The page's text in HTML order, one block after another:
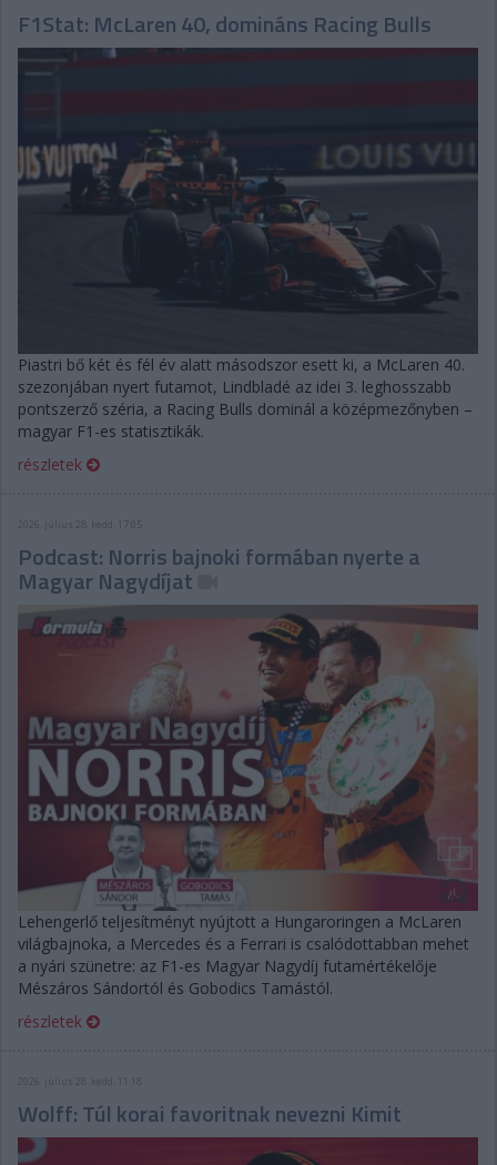
F1Stat: McLaren 40, domináns Racing Bulls
Piastri bő két és fél év alatt másodszor esett ki, a McLaren 40.
szezonjában nyert futamot, Lindbladé az idei 3. leghosszabb
pontszerző széria, a Racing Bulls dominál a középmezőnyben –
magyar F1-es statisztikák.
részletek
2026. július 28. kedd, 17:05
Podcast: Norris bajnoki formában nyerte a
Magyar Nagydíjat
Lehengerlő teljesítményt nyújtott a Hungaroringen a McLaren
világbajnoka, a Mercedes és a Ferrari is csalódottabban mehet
a nyári szünetre: az F1-es Magyar Nagydíj futamértékelője
Mészáros Sándortól és Gobodics Tamástól.
részletek
Wolff: Túl korai favoritnak nevezni Kimit